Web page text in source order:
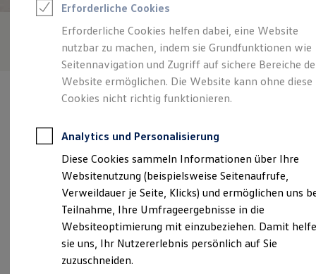
Leasing
Leasing-Angebote
Gebrauchtwagen Leasing
Junge Gebrauchtwagen-Leasing
Elektroauto Leasing
Kleinwagen-Leasing
Leasing ohne Anzahlung
Finanzierung
Kfz-Versicherung
Restschuldversicherungen
Garantien
Wartungsverträge
Geschäftskunden
Professional Class bei Volkswagen
Großkunden
Behörden
Direktkunden
Sonderfahrzeuge
Anpfiff zum Gewinn
Verantwortlich für die Inhalte auf dieser Seite ist die Löhr
Automobile GmbH (Impressum & Rechtliches)
Mainzer Straße 86, 67547 Worms
Erforderliche Cookies
Erforderliche Cookies helfen dabei, eine Website
nutzbar zu machen, indem sie Grundfunktionen wie
Seitennavigation und Zugriff auf sichere Bereiche
Website ermöglichen. Die Website kann ohne diese
Cookies nicht richtig funktionieren.
Analytics und Personalisierung
Diese Cookies sammeln Informationen über Ihre
Websitenutzung (beispielsweise Seitenaufrufe,
Verweildauer je Seite, Klicks) und ermöglichen uns
Teilnahme, Ihre Umfrageergebnisse in die
Websiteoptimierung mit einzubeziehen. Damit
sie uns, Ihr Nutzererlebnis persönlich auf Sie
zuzuschneiden.